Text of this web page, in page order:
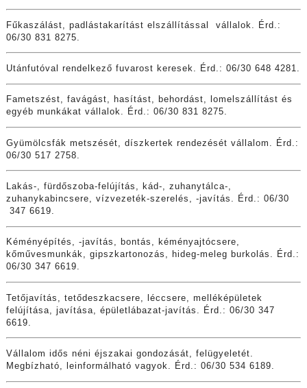
Fűkaszálást, padlástakarítást elszállítással vállalok. Érd.:
06/30 831 8275.
Utánfutóval rendelkező fuvarost keresek. Érd.: 06/30 648 4281.
Fametszést, favágást, hasítást, behordást, lomelszállítást és
egyéb munkákat vállalok. Érd.: 06/30 831 8275.
Gyümölcsfák metszését, díszkertek rendezését vállalom. Érd.:
06/30 517 2758.
Lakás-, fürdőszoba-felújítás, kád-, zuhanytálca-,
zuhanykabincsere, vízvezeték-szerelés, -javítás. Érd.: 06/30
347 6619.
Kéményépítés, -javítás, bontás, kéményajtócsere,
kőművesmunkák, gipszkartonozás, hideg-meleg burkolás. Érd.:
06/30 347 6619.
Tetőjavítás, tetődeszkacsere, léccsere, melléképületek
felújítása, javítása, épületlábazat-javítás. Érd.: 06/30 347
6619.
Vállalom idős néni éjszakai gondozását, felügyeletét.
Megbízható, leinformálható vagyok. Érd.: 06/30 534 6189.